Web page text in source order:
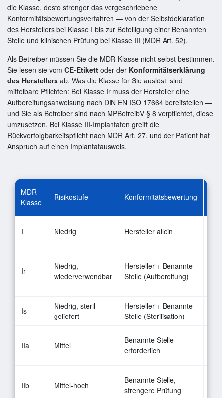
die Klasse, desto strenger das vorgeschriebene
Konformitätsbewertungsverfahren — von der Selbstdeklaration
des Herstellers bei Klasse I bis zur Beteiligung einer Benannten
Stelle und klinischen Prüfung bei Klasse III (MDR Art. 52).
Als Betreiber müssen Sie die MDR-Klasse nicht selbst bestimmen.
Sie lesen sie vom CE-Etikett oder der Konformitätserklärung
des Herstellers ab. Was die Klasse für Sie auslöst, sind
mittelbare Pflichten: Bei Klasse Ir muss der Hersteller eine
Aufbereitungsanweisung nach DIN EN ISO 17664 bereitstellen —
und Sie als Betreiber sind nach MPBetreibV § 8 verpflichtet, diese
umzusetzen. Bei Klasse III-Implantaten greift die
Rückverfolgbarkeitspflicht nach MDR Art. 27, und der Patient hat
Anspruch auf einen Implantatausweis.
MDR-
Klasse
Risikostufe Konformitätsbewertung
I Niedrig Hersteller allein
Ir
Niedrig,
wiederverwendbar
Hersteller + Benannte
Stelle (Aufbereitung)
Is
Niedrig, steril
geliefert
Hersteller + Benannte
Stelle (Sterilisation)
IIa Mittel
Benannte Stelle
erforderlich
IIb Mittel-hoch
Benannte Stelle,
strengere Prüfung